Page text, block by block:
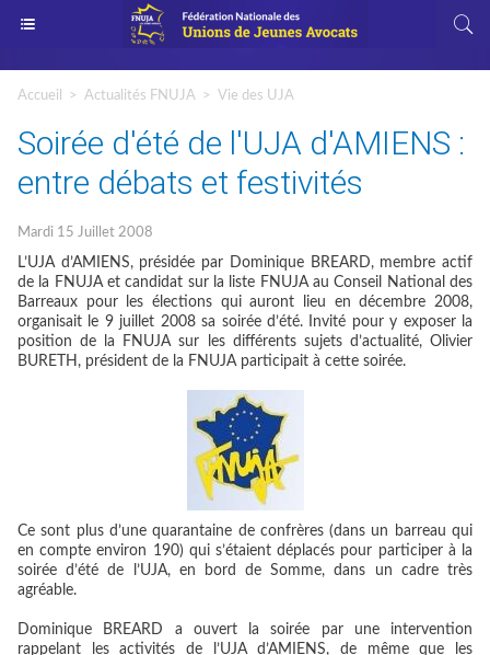
Accueil > Actualités FNUJA > Vie des UJA
Soirée d'été de l'UJA d'AMIENS :
entre débats et festivités
Mardi 15 Juillet 2008
L’UJA d’AMIENS, présidée par Dominique BREARD, membre actif
de la FNUJA et candidat sur la liste FNUJA au Conseil National des
Barreaux pour les élections qui auront lieu en décembre 2008,
organisait le 9 juillet 2008 sa soirée d’été. Invité pour y exposer la
position de la FNUJA sur les différents sujets d’actualité, Olivier
BURETH, président de la FNUJA participait à cette soirée.
Ce sont plus d’une quarantaine de confrères (dans un barreau qui
en compte environ 190) qui s’étaient déplacés pour participer à la
soirée d’été de l’UJA, en bord de Somme, dans un cadre très
agréable.
Dominique BREARD a ouvert la soirée par une intervention
rappelant les activités de l’UJA d’AMIENS, de même que les